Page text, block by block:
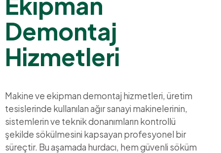
Demontaj
Hizmetleri
Makine ve ekipman demontaj hizmetleri, üretim
tesislerinde kullanılan ağır sanayi makinelerinin,
sistemlerin ve teknik donanımların kontrollü
şekilde sökülmesini kapsayan profesyonel bir
süreçtir. Bu aşamada hurdacı, hem güvenli söküm